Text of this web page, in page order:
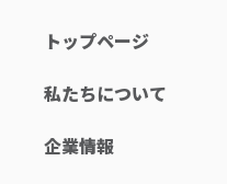
トップページ
私たちについて
企業情報